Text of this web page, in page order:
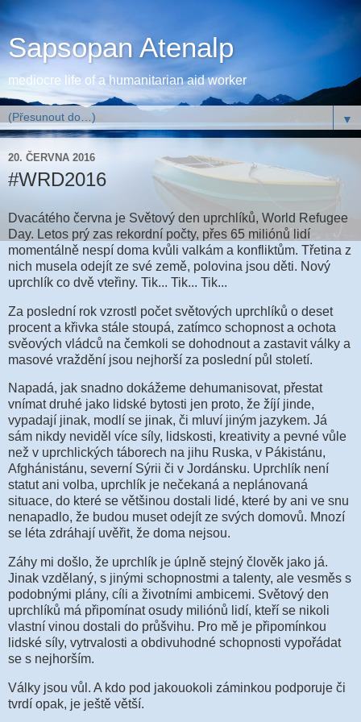
Sapsopan Atenalp
mediocre life of a humanitarian aid worker
▼
20. ČERVNA 2016
#WRD2016
Dvacátého června je Světový den uprchlíků, World Refugee
Day. Letos prý zas rekordní počty, přes 65 miliónů lidí
momentálně nespí doma kvůli valkám a konfliktům. Třetina z
nich musela odejít ze své země, polovina jsou děti. Nový
uprchlík co dvě vteřiny. Tik... Tik... Tik...
Za poslední rok vzrostl počet světových uprchlíků o deset
procent a křivka stále stoupá, zatímco schopnost a ochota
svěových vládců na čemkoli se dohodnout a zastavit války a
masové vraždění jsou nejhorší za poslední půl století.
Napadá, jak snadno dokážeme dehumanisovat, přestat
vnímat druhé jako lidské bytosti jen proto, že žíjí jinde,
vypadají jinak, modlí se jinak, či mluví jiným jazykem. Já
sám nikdy neviděl více síly, lidskosti, kreativity a pevné vůle
než v uprchlických táborech na jihu Ruska, v Pákistánu,
Afghánistánu, severní Sýrii či v Jordánsku. Uprchlík není
statut ani volba, uprchlík je nečekaná a neplánovaná
situace, do které se většinou dostali lidé, které by ani ve snu
nenapadlo, že budou muset odejít ze svých domovů. Mnozí
se léta zdráhají uvěřit, že doma nejsou.
Záhy mi došlo, že uprchlík je úplně stejný člověk jako já.
Jinak vzdělaný, s jinými schopnostmi a talenty, ale vesměs s
podobnými plány, cíli a životními ambicemi. Světový den
uprchlíků má připomínat osudy miliónů lidí, kteří se nikoli
vlastní vinou dostali do průšvihu. Pro mě je připomínkou
lidské síly, vytrvalosti a obdivuhodné schopnosti vypořádat
se s nejhorším.
Války jsou vůl. A kdo pod jakouokoli záminkou podporuje či
tvrdí opak, je ještě větší.